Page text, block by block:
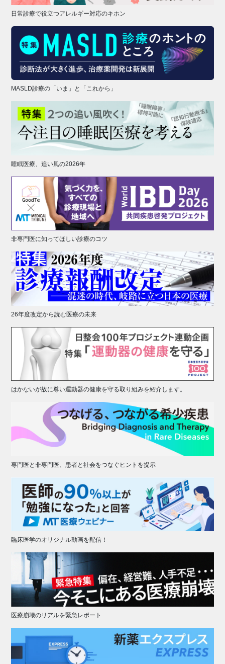
日常診療で役立つアレルギー対応のキホン
MASLD診療の「いま」と「これから」
睡眠医療、追い風の2026年
非専門医に知ってほしい診療のコツ
26年度改定から読む医療の未来
はかないが故に尊い運動器の健康を守る取り組みを紹介します。
専門医と非専門医、患者と社会をつなぐヒントを提示
臨床医学のオリジナル動画を配信！
医療崩壊のリアルを緊急レポート